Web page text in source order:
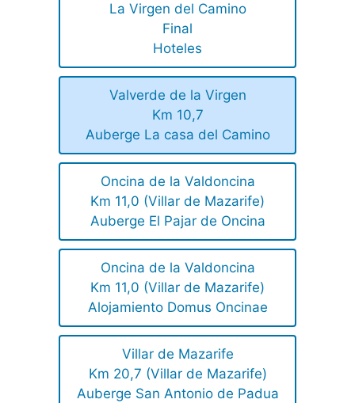
La Virgen del Camino
Final
Hoteles
Valverde de la Virgen
Km 10,7
Auberge La casa del Camino
Oncina de la Valdoncina
Km 11,0 (Villar de Mazarife)
Auberge El Pajar de Oncina
Oncina de la Valdoncina
Km 11,0 (Villar de Mazarife)
Alojamiento Domus Oncinae
Villar de Mazarife
Km 20,7 (Villar de Mazarife)
Auberge San Antonio de Padua